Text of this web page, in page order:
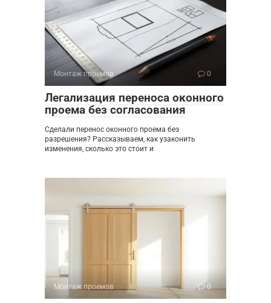
Монтаж проемов 0
Легализация переноса оконного
проема без согласования
Сделали перенос оконного проема без
разрешения? Рассказываем, как узаконить
изменения, сколько это стоит и
Монтаж проемов 0